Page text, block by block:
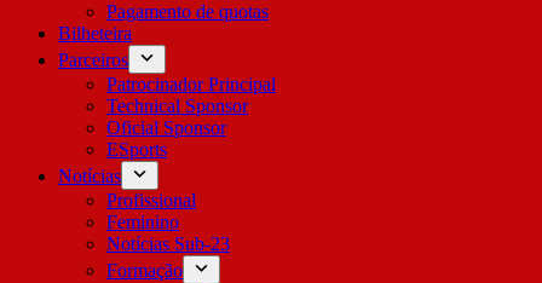
Pagamento de quotas
Bilheteira
Parceiros
Patrocinador Principal
Technical Sponsor
Oficial Sponsor
ESports
Notícias
Profissional
Feminino
Notícias Sub-23
Formação